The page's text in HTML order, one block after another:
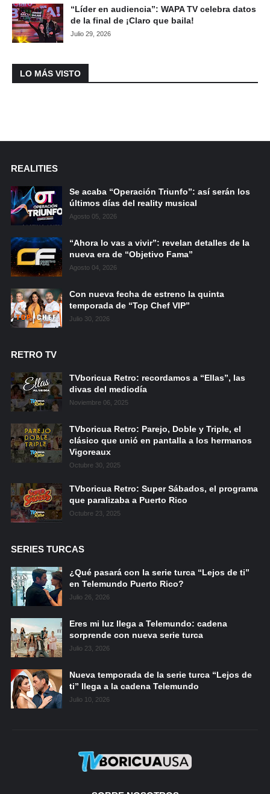
“Líder en audiencia”: WAPA TV celebra datos
de la final de ¡Claro que baila!
Julio 29, 2026
LO MÁS VISTO
REALITIES
Se acaba “Operación Triunfo”: así serán los
últimos días del reality musical
Agosto 05, 2026
“Ahora lo vas a vivir”: revelan detalles de la
nueva era de “Objetivo Fama”
Agosto 04, 2026
Con nueva fecha de estreno la quinta
temporada de “Top Chef VIP”
Julio 30, 2026
RETRO TV
TVboricua Retro: recordamos a “Ellas”, las
divas del mediodía
Noviembre 06, 2025
TVboricua Retro: Parejo, Doble y Triple, el
clásico que unió en pantalla a los hermanos
Vigoreaux
Octubre 30, 2025
TVboricua Retro: Super Sábados, el programa
que paralizaba a Puerto Rico
Octubre 23, 2025
SERIES TURCAS
¿Qué pasará con la serie turca “Lejos de ti”
en Telemundo Puerto Rico?
Julio 26, 2026
Eres mi luz llega a Telemundo: cadena
sorprende con nueva serie turca
Julio 23, 2026
Nueva temporada de la serie turca “Lejos de
ti” llega a la cadena Telemundo
Julio 10, 2026